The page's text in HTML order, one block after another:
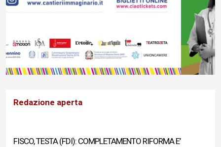
Redazione aperta
FISCO, TESTA (FDI): COMPLETAMENTO RIFORMA E’